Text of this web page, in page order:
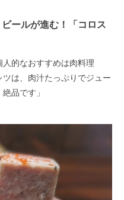
ールが進む！「コロス
人的なおすすめは肉料理
ツは、肉汁たっぷりでジュー
品です」